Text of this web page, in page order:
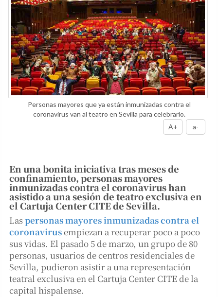
Personas mayores que ya están inmunizadas contra el
coronavirus van al teatro en Sevilla para celebrarlo.
A+
a-
En una bonita iniciativa tras meses de
confinamiento, personas mayores
inmunizadas contra el coronavirus han
asistido a una sesión de teatro exclusiva en
el Cartuja Center CITE de Sevilla.
Laspersonas mayores inmunizadas contra el
coronavirusempiezan a recuperar poco a poco
sus vidas. El pasado 5 de marzo, un grupo de 80
personas, usuarios de centros residenciales de
Sevilla, pudieron asistir a una representación
teatral exclusiva en el Cartuja Center CITE de la
capital hispalense.